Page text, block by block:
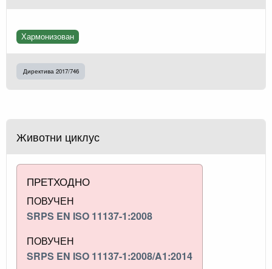
Хармонизован
Директива 2017/746
Животни циклус
ПРЕТХОДНО
ПОВУЧЕН
SRPS EN ISO 11137-1:2008
ПОВУЧЕН
SRPS EN ISO 11137-1:2008/A1:2014